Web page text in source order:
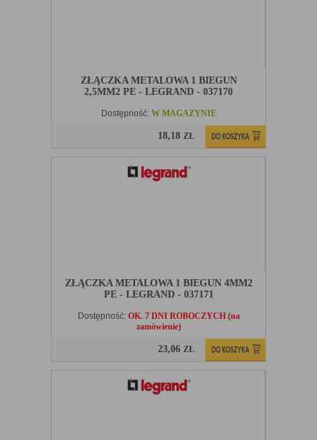
ZŁĄCZKA METALOWA 1 BIEGUN
2,5MM2 PE - LEGRAND - 037170
Dostępność: W MAGAZYNIE
18,18ZŁ
ZŁĄCZKA METALOWA 1 BIEGUN 4MM2
PE - LEGRAND - 037171
Dostępność: OK. 7 DNI ROBOCZYCH (na
zamówienie)
23,06ZŁ